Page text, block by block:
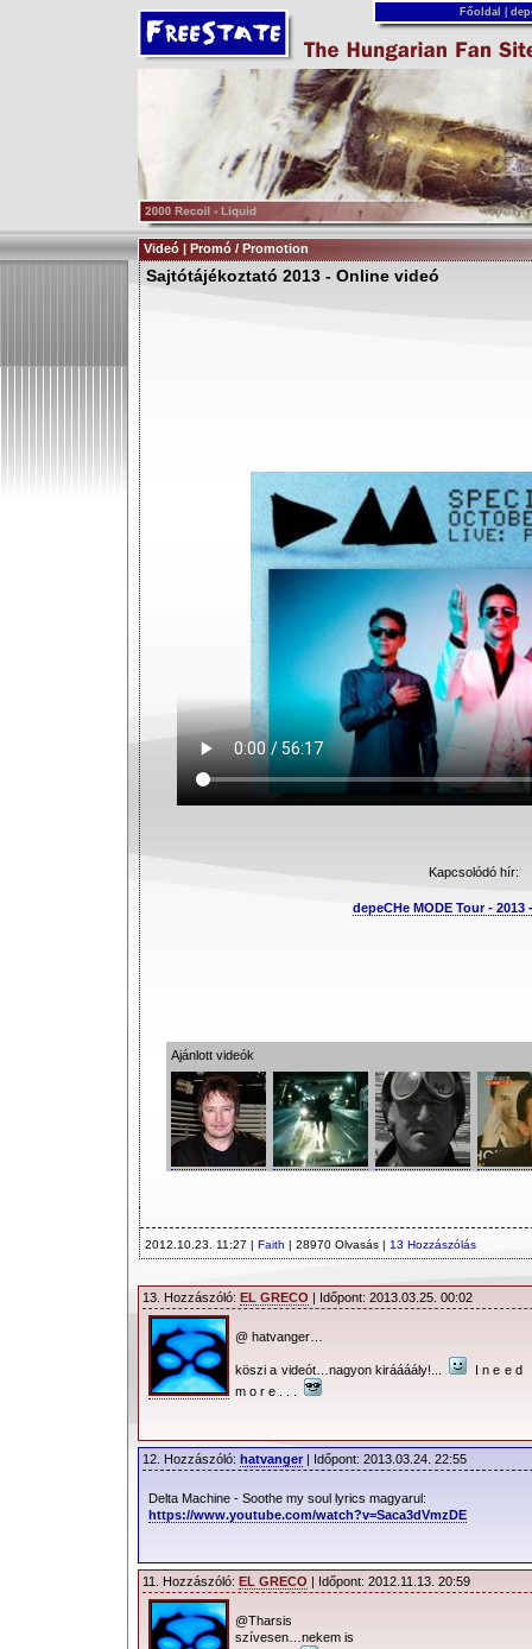
Főoldal
Videó | Promó / Promotion
Sajtótájékoztató 2013 - Online videó
Kapcsolódó hír:
depeCHe MODE Tour - 2013
Ajánlott videók
2012.10.23. 11:27 | Faith | 28970 Olvasás | 13 Hozzászólás
13. Hozzászóló: EL GRECO | Időpont: 2013.03.25. 00:02
@ hatvanger…
köszi a videót…nagyon kiráááály!...
I n e e d
m o r e . . .
12. Hozzászóló: hatvanger | Időpont: 2013.03.24. 22:55
Delta Machine - Soothe my soul lyrics magyarul:
https://www.youtube.com/watch?v=Saca3dVmzDE
11. Hozzászóló: EL GRECO | Időpont: 2012.11.13. 20:59
@Tharsis
szívesen…nekem is